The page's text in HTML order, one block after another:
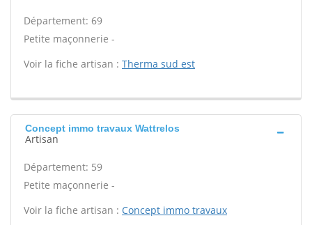
Département: 69
Petite maçonnerie -
Voir la fiche artisan : Therma sud est
Concept immo travaux Wattrelos
Artisan
Département: 59
Petite maçonnerie -
Voir la fiche artisan : Concept immo travaux